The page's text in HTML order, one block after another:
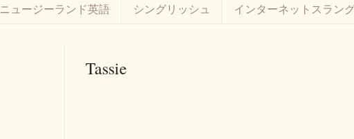
ニュージーランド英語 シングリッシュ インターネットスラン
Tassie